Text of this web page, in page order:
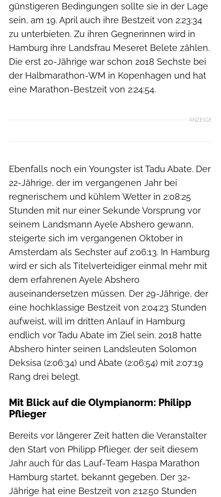
günstigeren Bedingungen sollte sie in der Lage
sein, am 19. April auch ihre Bestzeit von 2:23:34
zu unterbieten. Zu ihren Gegnerinnen wird in
Hamburg ihre Landsfrau Meseret Belete zählen.
Die erst 20-Jährige war schon 2018 Sechste bei
der Halbmarathon-WM in Kopenhagen und hat
eine Marathon-Bestzeit von 2:24:54.
ANZEIGE
Ebenfalls noch ein Youngster ist Tadu Abate. Der
22-Jährige, der im vergangenen Jahr bei
regnerischem und kühlem Wetter in 2:08:25
Stunden mit nur einer Sekunde Vorsprung vor
seinem Landsmann Ayele Abshero gewann,
steigerte sich im vergangenen Oktober in
Amsterdam als Sechster auf 2:06:13. In Hamburg
wird er sich als Titelverteidiger einmal mehr mit
dem erfahrenen Ayele Abshero
auseinandersetzen müssen. Der 29-Jährige, der
eine hochklassige Bestzeit von 2:04:23 Stunden
aufweist, will im dritten Anlauf in Hamburg
endlich vor Tadu Abate im Ziel sein. 2018 hatte
Abshero hinter seinen Landsleuten Solomon
Deksisa (2:06:34) und Abate (2:06:54) mit 2:07:19
Rang drei belegt.
Mit Blick auf die Olympianorm: Philipp
Pflieger
Bereits vor längerer Zeit hatten die Veranstalter
den Start von Philipp Pflieger, der seit diesem
Jahr auch für das Lauf-Team Haspa Marathon
Hamburg startet, bekannt gegeben. Der 32-
Jährige hat eine Bestzeit von 2:12:50 Stunden